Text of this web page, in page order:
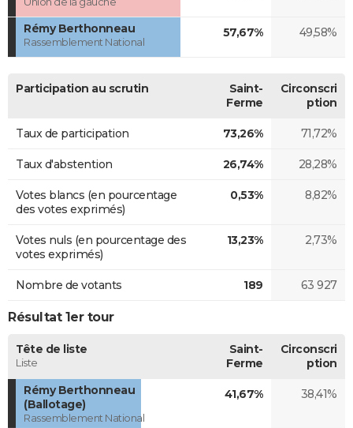
Rémy Berthonneau
Rassemblement National
57,67% 49,58%
Participation au scrutin
Saint-
Ferme
Circonscri
ption
Taux de participation 73,26% 71,72%
Taux d'abstention 26,74% 28,28%
Votes blancs (en pourcentage
des votes exprimés)
0,53% 8,82%
Votes nuls (en pourcentage des
votes exprimés)
13,23% 2,73%
Nombre de votants 189 63 927
Résultat 1er tour
Tête de liste
Liste
Saint-
Ferme
Circonscri
ption
Rémy Berthonneau
(Ballotage)
Rassemblement National
41,67% 38,41%